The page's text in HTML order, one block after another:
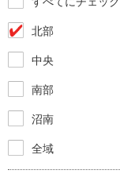
北部
中央
南部
沼南
全域